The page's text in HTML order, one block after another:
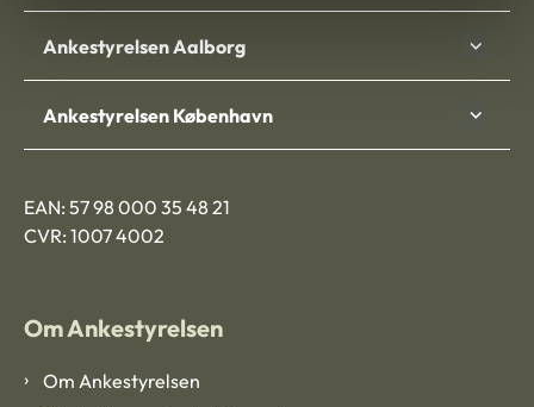
Ankestyrelsen Aalborg
Ankestyrelsen København
EAN: 57 98 000 35 48 21
CVR: 1007 4002
Om Ankestyrelsen
Om Ankestyrelsen